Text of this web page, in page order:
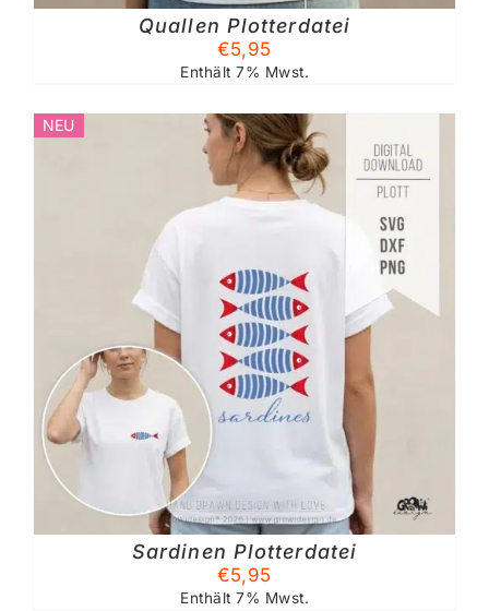
Quallen Plotterdatei
€5,95
Enthält 7% Mwst.
NEU
Sardinen Plotterdatei
€5,95
Enthält 7% Mwst.